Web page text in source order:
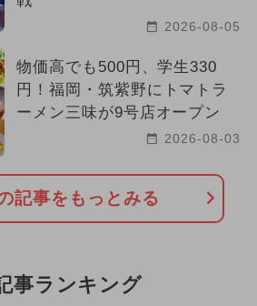
2026-08-05
物価高でも500円、学生330
円！福岡・筑紫野にトマトラ
ーメン三味が9号店オープン
2026-08-03
記事をもっとみる
事ランキング